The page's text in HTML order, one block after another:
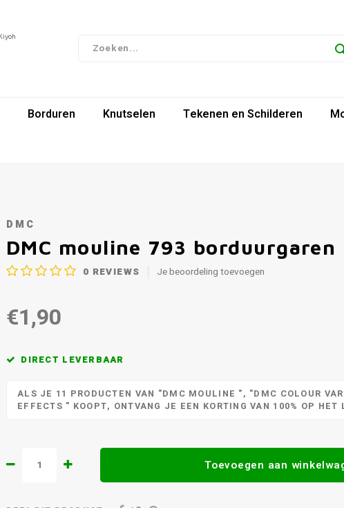
Borduren Knutselen Tekenen en Schilderen
DMC
DMC mouline 793 borduurgaren
0 REVIEWS Je beoordeling toevoegen
€1,90
DIRECT LEVERBAAR
ALS JE 11 PRODUCTEN VAN "DMC MOULINE ", "DMC COLOUR
EFFECTS " KOOPT, ONTVANG JE EEN KORTING VAN 100% OP HET
Toevoegen aan